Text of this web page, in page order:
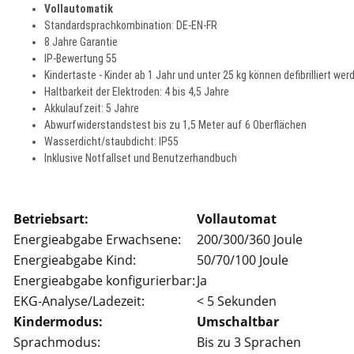
Vollautomatik
Standardsprachkombination: DE-EN-FR
8 Jahre Garantie
IP-Bewertung 55
Kindertaste - Kinder ab 1 Jahr und unter 25 kg können defibrilliert
Haltbarkeit der Elektroden: 4 bis 4,5 Jahre
Akkulaufzeit: 5 Jahre
Abwurfwiderstandstest bis zu 1,5 Meter auf 6 Oberflächen
Wasserdicht/staubdicht: IP55
Inklusive Notfallset und Benutzerhandbuch
Betriebsart:
Vollautomat
Energieabgabe Erwachsene:
200/300/360 Joule
Energieabgabe Kind:
50/70/100 Joule
Energieabgabe konfigurierbar:Ja
EKG-Analyse/Ladezeit:
< 5 Sekunden
Kindermodus:
Umschaltbar
Sprachmodus:
Bis zu 3 Sprachen